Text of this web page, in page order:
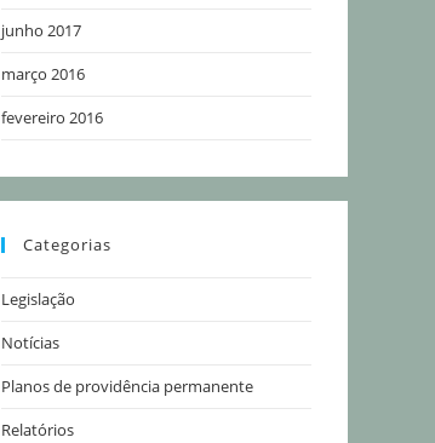
junho 2017
março 2016
fevereiro 2016
Categorias
Legislação
Notícias
Planos de providência permanente
Relatórios